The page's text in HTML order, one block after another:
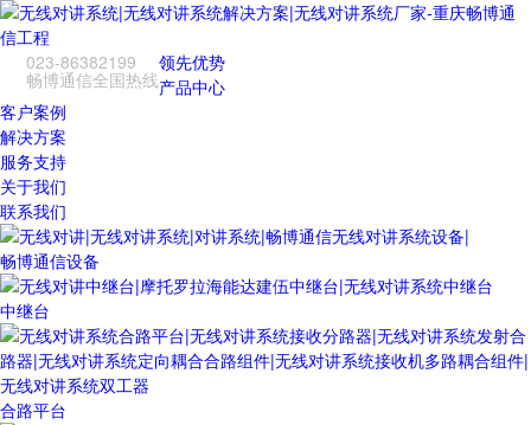
023-86382199
畅博通信全国热线
领先优势
产品中心
客户案例
解决方案
服务支持
关于我们
联系我们
畅博通信设备
中继台
合路平台